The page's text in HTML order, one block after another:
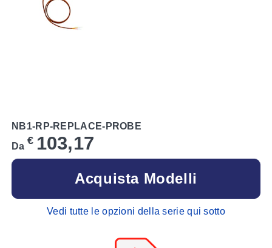
NB1-RP-REPLACE-PROBE
Da € 103,17
Acquista Modelli
Vedi tutte le opzioni della serie qui sotto